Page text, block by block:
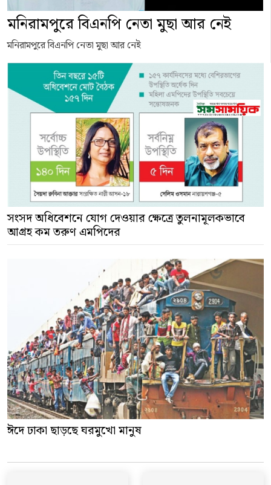
মনিরামপুরে বিএনপি নেতা মুছা আর নেই
মনিরামপুরে বিএনপি নেতা মুছা আর নেই
সংসদ অধিবেশনে যোগ দেওয়ার ক্ষেত্রে তুলনামূলকভাবে
আগ্রহ কম তরুণ এমপিদের
ঈদে ঢাকা ছাড়ছে ঘরমুখো মানুষ